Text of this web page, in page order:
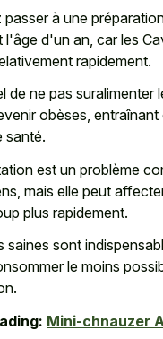
à une
l'âge d'un an, car les
rapidement.
de ne pas suralimenter
obèses,
santé.
est un problème
mais elle peut
plus rapidement.
saines sont
le moins
Mini-chnauzer